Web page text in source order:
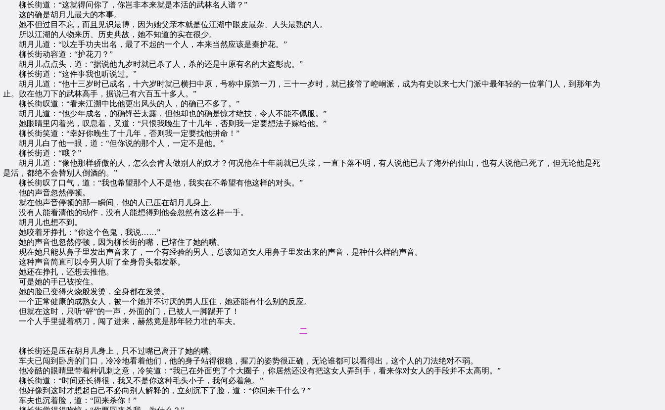
柳长街道：“这就得问你了，你岂非本来就是本活的武林名人谱？”
这的确是胡月儿最大的本事。
她不但过目不忘，而且见识最博，因为她父亲本就是位江湖中眼皮最杂、人头最熟的人。
所以江湖的人物来历、历史典故，她不知道的实在很少。
胡月儿道：“以左手功夫出名，最了不起的一个人，本来当然应该是秦护花。”
柳长街动容道：“护花刀？”
胡月儿点点头，道：“据说他九岁时就已杀了人，杀的还是中原有名的大盗彭虎。”
柳长街道：“这件事我也听说过。”
胡月儿道：“他十三岁时已成名，十六岁时就已横扫中原，号称中原第一刀，三十一岁时，就已接管了崆峒派，成为有史以来七大门派中最年轻的一位掌门人，到那年为
止。败在他刀下的武林高手，据说已有六百五十多人。”
柳长街叹道：“看来江溯中比他更出风头的人，的确已不多了。”
胡月儿道：“他少年成名，的确锋芒太露，但他却也的确是惊才绝技，令人不能不佩服。”
她眼睛里闪着光，叹息着，又道：“只恨我晚生了十几年，否则我一定要想法子嫁给他。”
柳长街笑道：“幸好你晚生了十几年，否则我一定要找他拼命！”
胡月儿白了他一眼，道：“但你说的那个人，一定不是他。”
柳长街道：“哦？”
胡月儿道：“像他那样骄傲的人，怎么会肯去做别人的奴才？何况他在十年前就已失踪，一直下落不明，有人说他已去了海外的仙山，也有人说他己死了，但无论他是死
是活，都绝不会替别人倒酒的。”
柳长街叹了口气，道：“我也希望那个人不是他，我实在不希望有他这样的对头。”
他的声音忽然停顿。
就在他声音停顿的那一瞬间，他的人已压在胡月儿身上。
没有人能看清他的动作，没有人能想得到他会忽然有这么样一手。
胡月儿也想不到。
她咬着牙挣扎：“你这个色鬼，我说……”
她的声音也忽然停顿，因为柳长街的嘴，已堵住了她的嘴。
现在她只能从鼻子里发出声音来了，一个有经验的男人，总该知道女人用鼻子里发出来的声音，是种什么样的声音。
这种声音简直可以令男人听了全身骨头都发酥。
她还在挣扎，还想去推他。
可是她的手已被按住。
她的脸已变得火烧般发烫，全身都在发烫。
一个正常健康的成熟女人，被一个她并不讨厌的男人压住，她还能有什么别的反应。
但就在这时，只听“砰”的一声，外面的门，已被人一脚踢开了！
一个人手里提着柄刀，闯了进来，赫然竟是那年轻力壮的车夫。
二
柳长街还是压在胡月儿身上，只不过嘴已离开了她的嘴。
车夫已闯到卧房的门口，冷冷地看着他们，他的身子站得很稳，握刀的姿势很正确，无论谁都可以看得出，这个人的刀法绝对不弱。
他冷酷的眼睛里带着种讥刺之意，冷笑道：“我已在外面兜了个大圈子，你居然还没有把这女人弄到手，看来你对女人的手段并不太高明。”
柳长街道：“时间还长得很，我又不是你这种毛头小子，我何必着急。”
他好像到这时才想起自己不必向别人解释的，立刻沉下了脸，道：“你回来干什么？”
车夫也沉着脸，道：“回来杀你！”